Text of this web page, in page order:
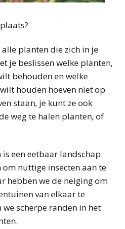
planten die zich in je
je beslissen welke planten,
behouden en welke
houden hoeven niet op
staan, je kunt ze ook
weg te halen planten, of
een eetbaar landschap
nuttige insecten aan te
hebben we de neiging om
van elkaar te
scherpe randen in het